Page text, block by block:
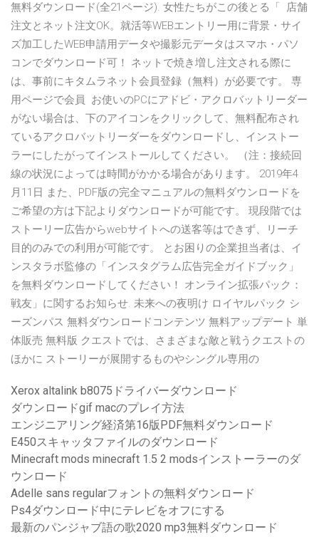
無料ダウンロード(全21ページ). 女性たちがこの後とる「 店舗
注文とネット注文OK。就活等WEBエントリー用に背景・サイ
ズ加工したWEB申請用データや撮影元データはスマホ・パソ
コンでダウンロード可！ ネットで焼き増し注文される際に
は、事前にキタムラネット会員登録（無料）が必要です。 専
用ページで会員 お使いのPCにアドビ・アクロバットリーダー
がない場合は、下のアイコンをクリックして、無料配布され
ているアクロバットリーダーをダウンロードし、インストー
ラーにしたがってインストールしてください。 （注：接続回
線の状況によっては時間がかかる場合があります。 2019年4
月11日 また、PDF版の完全マニュアルの無料ダウンロードを
ご希望の方は下記よりダウンロードが可能です。 現段階では
ストーリー広告からwebサイトへの送客等はできず、リーチ
目的のみでの利用が可能です。 とお困りの企業担当者は、イ
ンスタラボ監修の「インスタグラム広告完全ガイドブック」
を無料ダウンロードしてください！ オンライン拡張パック：
戦友」に関するお知らせ. 未来への夜明け ロイヤルパック シ
ーズンパス 無料ダウンロードコンテンツ 無料アップデート 単
体販売 無料版 クエストでは、さまざまな敵と戦うクエストの
ほかに ストーリーが展開するものやシングル専用の
Xerox altalink b8075ドライバーダウンロード
ダウンロードgif macのプレイ方法
エンジニアリング経済第16版PDF無料ダウンロード
E450スキャッタファイルのダウンロード
Minecraft mods minecraft 1.5 2 modsインストーラーのダ
ウンロード
Adelle sans regularフォントの無料ダウンロード
Ps4ダウンロード中にテレビをオフにする
最新のパンジャブ語の歌2020 mp3無料ダウンロード